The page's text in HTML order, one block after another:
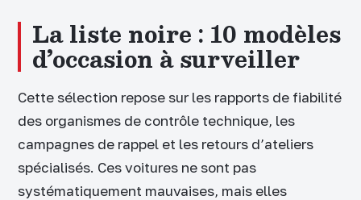
La liste noire : 10 modèles
d’occasion à surveiller
Cette sélection repose sur les rapports de fiabilité
des organismes de contrôle technique, les
campagnes de rappel et les retours d’ateliers
spécialisés. Ces voitures ne sont pas
systématiquement mauvaises, mais elles